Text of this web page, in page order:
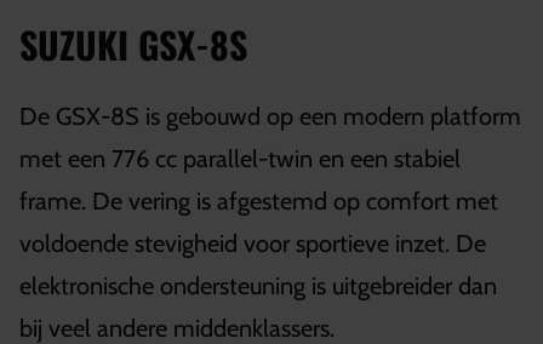
SUZUKI GSX-8S
De GSX-8S is gebouwd op een modern platform
met een 776 cc parallel-twin en een stabiel
frame. De vering is afgestemd op comfort met
voldoende stevigheid voor sportieve inzet. De
elektronische ondersteuning is uitgebreider dan
bij veel andere middenklassers.